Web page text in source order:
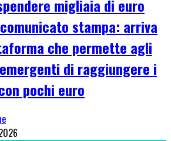
migliaia di euro
stampa: arriva
che permette agli
di raggiungere i
pochi euro